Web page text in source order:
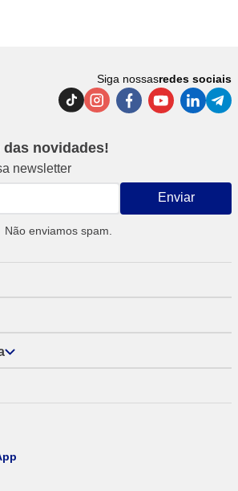
Siga nossasredes sociais
novidades!
newsletter
Enviar
Não enviamos spam.